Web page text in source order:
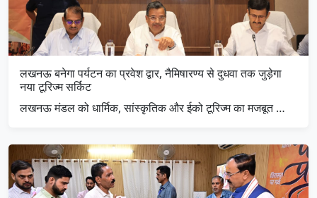
लखनऊ बनेगा पर्यटन का प्रवेश द्वार, नैमिषारण्य से दुधवा तक जुड़ेगा
नया टूरिज्म सर्किट
लखनऊ मंडल को धार्मिक, सांस्कृतिक और ईको टूरिज्म का मजबूत …